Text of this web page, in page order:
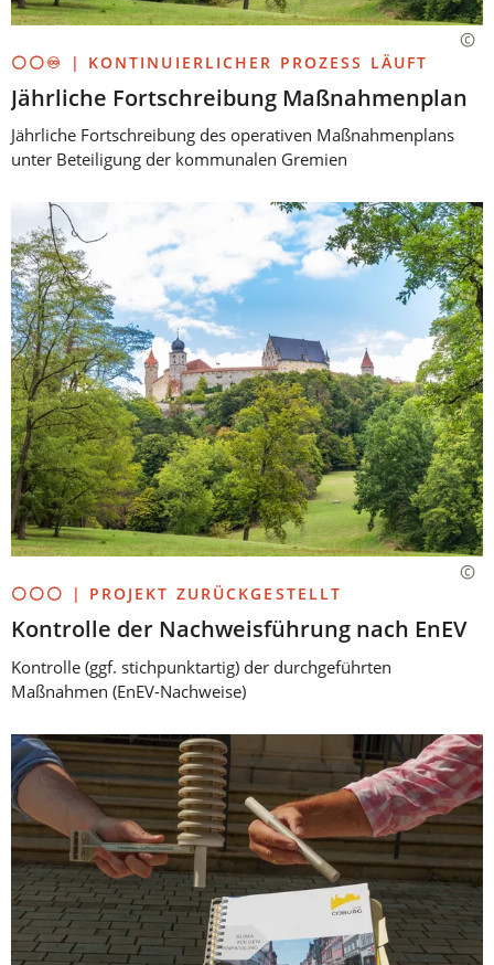
⚪⚪♾️ | KONTINUIERLICHER PROZESS LÄUFT
Jährliche Fortschreibung Maßnahmenplan
Jährliche Fortschreibung des operativen Maßnahmenplans
unter Beteiligung der kommunalen Gremien
⚪⚪⚪ | PROJEKT ZURÜCKGESTELLT
Kontrolle der Nachweisführung nach EnEV
Kontrolle (ggf. stichpunktartig) der durchgeführten
Maßnahmen (EnEV-Nachweise)